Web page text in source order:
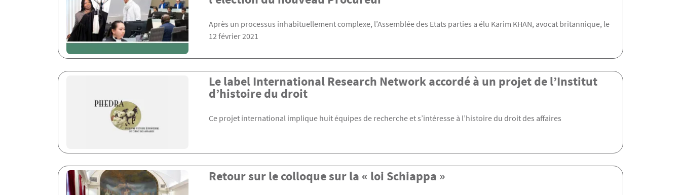
Après un processus inhabituellement complexe, l’Assemblée des Etats parties a élu Karim KHAN, avocat britannique, le
12 février 2021
Le label International Research Network accordé à un projet de l’Institut
d’histoire du droit
Ce projet international implique huit équipes de recherche et s’intéresse à l’histoire du droit des affaires
Retour sur le colloque sur la « loi Schiappa »